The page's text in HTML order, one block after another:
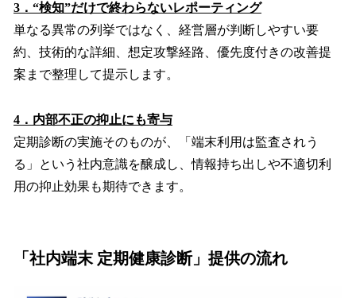
3．“検知”だけで終わらないレポーティング
単なる異常の列挙ではなく、経営層が判断しやすい要
約、技術的な詳細、想定攻撃経路、優先度付きの改善提
案まで整理して提示します。
4．内部不正の抑止にも寄与
定期診断の実施そのものが、「端末利用は監査されう
る」という社内意識を醸成し、情報持ち出しや不適切利
用の抑止効果も期待できます。
「社内端末 定期健康診断」提供の流れ